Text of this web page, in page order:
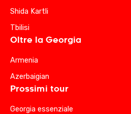
Shida Kartli
Tbilisi
Oltre la Georgia
Armenia
Azerbaigian
Prossimi tour
Georgia essenziale